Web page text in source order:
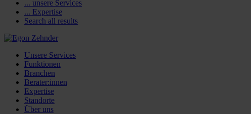
... unsere Services
... Expertise
Search all results
Unsere Services
Funktionen
Branchen
Berater:innen
Expertise
Standorte
Über uns